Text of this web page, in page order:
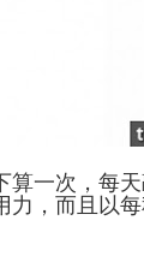
一次，每
，而且以